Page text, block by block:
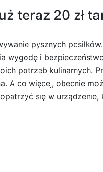
teraz 20 zł
pysznych
wygodę i
potrzeb kulinarnych.
A co więcej, obecnie
się w urządzenie,